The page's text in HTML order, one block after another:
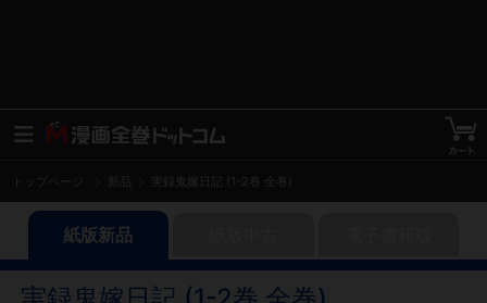
トップページ 実録鬼嫁日記 (1-2巻 全巻)
紙版新品